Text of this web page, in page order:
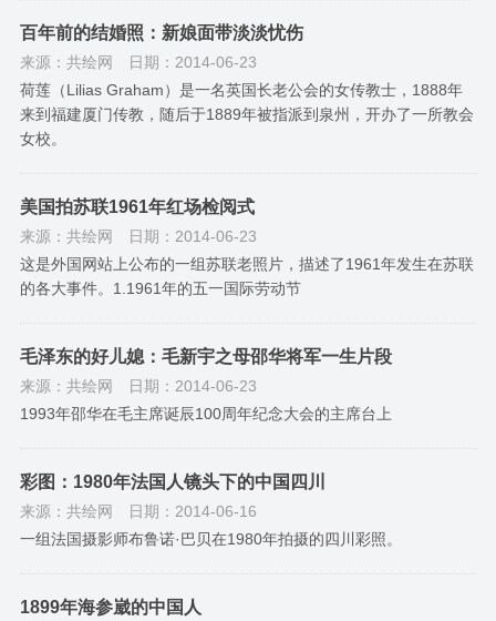
百年前的结婚照：新娘面带淡淡忧伤
来源：共绘网
日期：2014-06-23
荷莲（Lilias Graham）是一名英国长老公会的女传教士，1888年
来到福建厦门传教，随后于1889年被指派到泉州，开办了一所教会
女校。
美国拍苏联1961年红场检阅式
来源：共绘网
日期：2014-06-23
这是外国网站上公布的一组苏联老照片，描述了1961年发生在苏联
的各大事件。1.1961年的五一国际劳动节
毛泽东的好儿媳：毛新宇之母邵华将军一生片段
来源：共绘网
日期：2014-06-23
1993年邵华在毛主席诞辰100周年纪念大会的主席台上
彩图：1980年法国人镜头下的中国四川
来源：共绘网
日期：2014-06-16
一组法国摄影师布鲁诺·巴贝在1980年拍摄的四川彩照。
1899年海参崴的中国人